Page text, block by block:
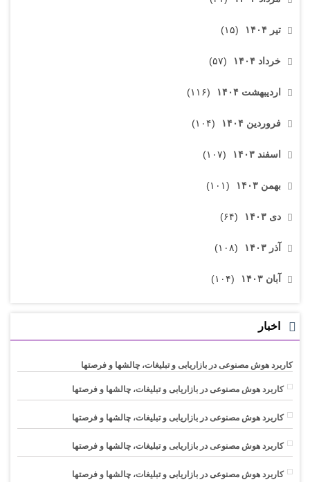
تیر ۱۴۰۴ (۱۵)
خرداد ۱۴۰۴ (۵۷)
اردیبهشت ۱۴۰۴ (۱۱۶)
فروردین ۱۴۰۴ (۱۰۴)
اسفند ۱۴۰۳ (۱۰۷)
بهمن ۱۴۰۳ (۱۰۱)
دی ۱۴۰۳ (۶۴)
آذر ۱۴۰۳ (۱۰۸)
آبان ۱۴۰۳ (۱۰۴)
اخبار
کاربرد هوش مصنوعی در بازاریابی و تبلیغات، چالشها و فرصتها
کاربرد هوش مصنوعی در بازاریابی و تبلیغات، چالشها و فرصتها
کاربرد هوش مصنوعی در بازاریابی و تبلیغات، چالشها و فرصتها
کاربرد هوش مصنوعی در بازاریابی و تبلیغات، چالشها و فرصتها
کاربرد هوش مصنوعی در بازاریابی و تبلیغات، چالشها و فرصتها